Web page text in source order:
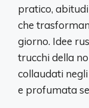
pratico,
che
giorno. Idee
trucchi della
collaudati
e profumata